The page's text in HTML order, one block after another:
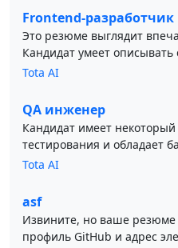
Frontend-разработчик
Это резюме выглядит
Кандидат умеет
Tota AI
QA инженер
Кандидат имеет
тестирования и обладает
Tota AI
asf
Извините, но ваше резюме
профиль GitHub и адрес